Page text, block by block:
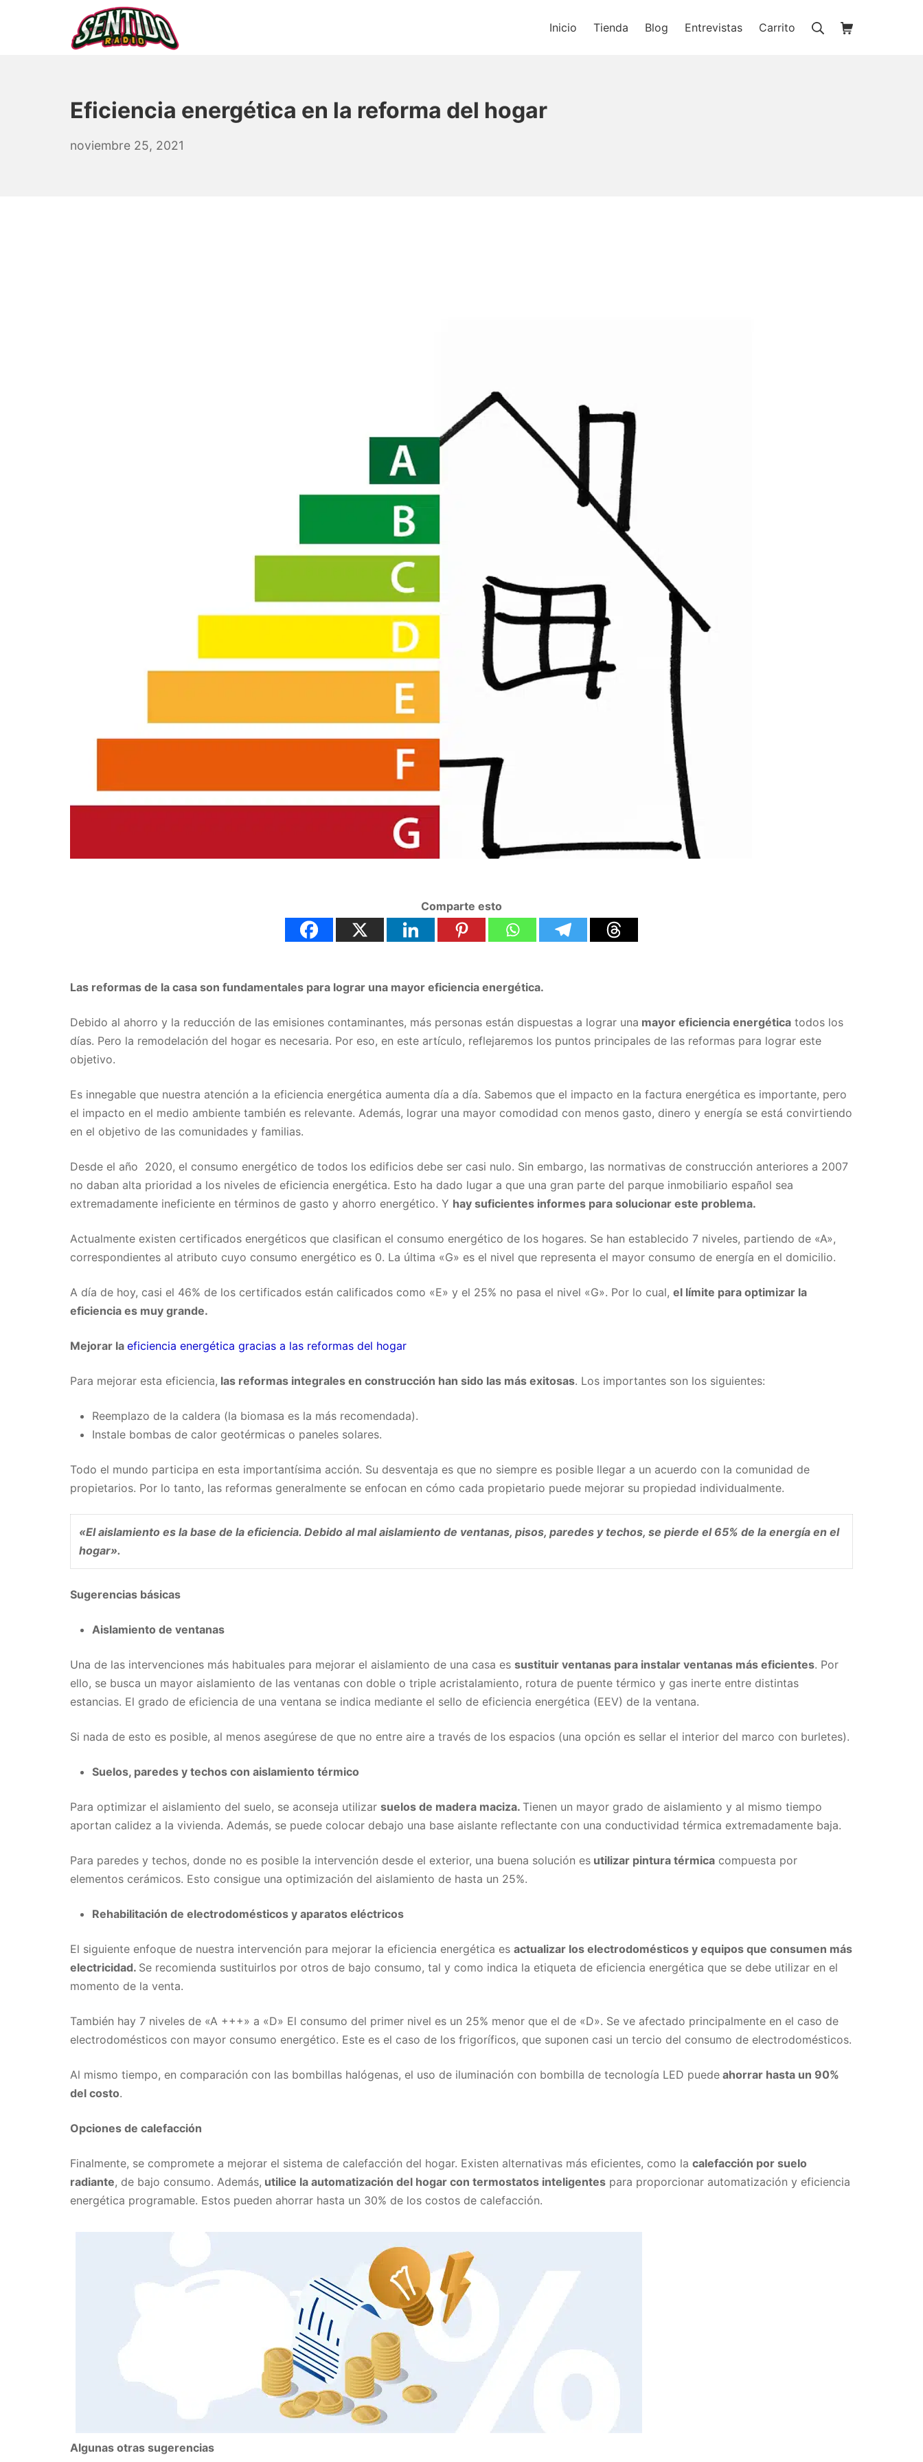
Inicio Tienda Blog Entrevistas Carrito BuscarCarrito de la
Eficiencia energética en la reforma del hogar
noviembre 25, 2021
Comparte esto
Las reformas de la casa son fundamentales para lograr una mayor eficiencia energética.
Debido al ahorro y la reducción de las emisiones contaminantes, más personas están dispuestas a lograr una mayor eficiencia energética todos los
días. Pero la remodelación del hogar es necesaria. Por eso, en este artículo, reflejaremos los puntos principales de las reformas para lograr este
objetivo.
Es innegable que nuestra atención a la eficiencia energética aumenta día a día. Sabemos que el impacto en la factura energética es importante, pero
el impacto en el medio ambiente también es relevante. Además, lograr una mayor comodidad con menos gasto, dinero y energía se está convirtiendo
en el objetivo de las comunidades y familias.
Desde el año 2020, el consumo energético de todos los edificios debe ser casi nulo. Sin embargo, las normativas de construcción anteriores a 2007
no daban alta prioridad a los niveles de eficiencia energética. Esto ha dado lugar a que una gran parte del parque inmobiliario español sea
extremadamente ineficiente en términos de gasto y ahorro energético. Y hay suficientes informes para solucionar este problema.
Actualmente existen certificados energéticos que clasifican el consumo energético de los hogares. Se han establecido 7 niveles, partiendo de «A»,
correspondientes al atributo cuyo consumo energético es 0. La última «G» es el nivel que representa el mayor consumo de energía en el domicilio.
A día de hoy, casi el 46% de los certificados están calificados como «E» y el 25% no pasa el nivel «G». Por lo cual, el límite para optimizar la
eficiencia es muy grande.
Mejorar la eficiencia energética gracias a las reformas del hogar
Para mejorar esta eficiencia, las reformas integrales en construcción han sido las más exitosas. Los importantes son los siguientes:
Reemplazo de la caldera (la biomasa es la más recomendada).
Instale bombas de calor geotérmicas o paneles solares.
Todo el mundo participa en esta importantísima acción. Su desventaja es que no siempre es posible llegar a un acuerdo con la comunidad de
propietarios. Por lo tanto, las reformas generalmente se enfocan en cómo cada propietario puede mejorar su propiedad individualmente.
«El aislamiento es la base de la eficiencia. Debido al mal aislamiento de ventanas, pisos, paredes y techos, se pierde el 65% de la energía en el
hogar».
Sugerencias básicas
Aislamiento de ventanas
Una de las intervenciones más habituales para mejorar el aislamiento de una casa es sustituir ventanas para instalar ventanas más eficientes. Por
ello, se busca un mayor aislamiento de las ventanas con doble o triple acristalamiento, rotura de puente térmico y gas inerte entre distintas
estancias. El grado de eficiencia de una ventana se indica mediante el sello de eficiencia energética (EEV) de la ventana.
Si nada de esto es posible, al menos asegúrese de que no entre aire a través de los espacios (una opción es sellar el interior del marco con burletes).
Suelos, paredes y techos con aislamiento térmico
Para optimizar el aislamiento del suelo, se aconseja utilizar suelos de madera maciza. Tienen un mayor grado de aislamiento y al mismo tiempo
aportan calidez a la vivienda. Además, se puede colocar debajo una base aislante reflectante con una conductividad térmica extremadamente baja.
Para paredes y techos, donde no es posible la intervención desde el exterior, una buena solución es utilizar pintura térmica compuesta por
elementos cerámicos. Esto consigue una optimización del aislamiento de hasta un 25%.
Rehabilitación de electrodomésticos y aparatos eléctricos
El siguiente enfoque de nuestra intervención para mejorar la eficiencia energética es actualizar los electrodomésticos y equipos que consumen más
electricidad. Se recomienda sustituirlos por otros de bajo consumo, tal y como indica la etiqueta de eficiencia energética que se debe utilizar en el
momento de la venta.
También hay 7 niveles de «A +++» a «D» El consumo del primer nivel es un 25% menor que el de «D». Se ve afectado principalmente en el caso de
electrodomésticos con mayor consumo energético. Este es el caso de los frigoríficos, que suponen casi un tercio del consumo de electrodomésticos.
Al mismo tiempo, en comparación con las bombillas halógenas, el uso de iluminación con bombilla de tecnología LED puede ahorrar hasta un 90%
del costo.
Opciones de calefacción
Finalmente, se compromete a mejorar el sistema de calefacción del hogar. Existen alternativas más eficientes, como la calefacción por suelo
radiante, de bajo consumo. Además, utilice la automatización del hogar con termostatos inteligentes para proporcionar automatización y eficiencia
energética programable. Estos pueden ahorrar hasta un 30% de los costos de calefacción.
Algunas otras sugerencias